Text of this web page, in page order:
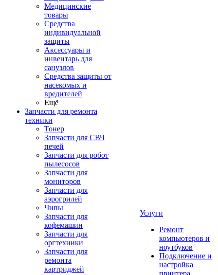
Медицинские
товары
Средства
индивидуальной
защиты
Аксессуары и
инвентарь для
санузлов
Средства защиты от
насекомых и
вредителей
Ещё
Запчасти для ремонта
техники
Тонер
Запчасти для СВЧ
печей
Запчасти для робот
пылесосов
Запчасти для
мониторов
Запчасти для
аэрогрилей
Чипы
Запчасти для
кофемашин
Запчасти для
оргтехники
Запчасти для
ремонта
картриджей
Услуги
Ремонт
компьютеров и
ноутбуков
Подключение и
настройка
принтера